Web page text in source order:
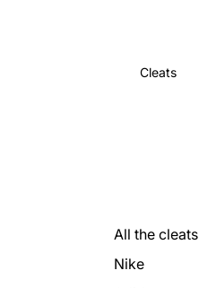
Cleats
All the cleats
Nike